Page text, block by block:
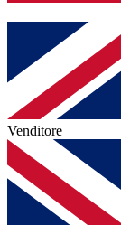
Venditore